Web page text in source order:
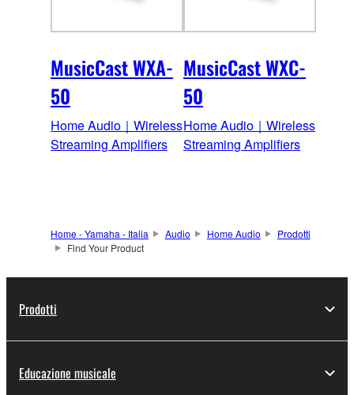
MusicCast WXA-
50
Home Audio｜Wireless
Streaming Amplifiers
MusicCast WXC-
50
Home Audio｜Wireless
Streaming Amplifiers
Home - Yamaha - Italia Audio Home Audio
Prodotti
Find Your Product
Prodotti
Educazione musicale